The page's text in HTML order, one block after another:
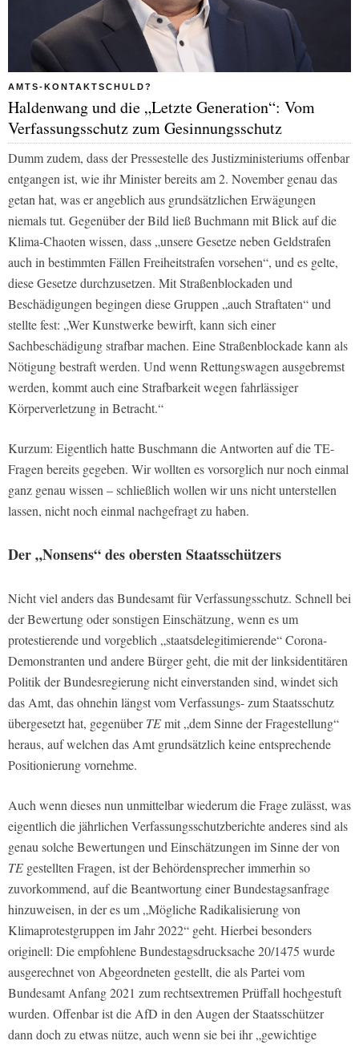
AMTS-KONTAKTSCHULD?
Haldenwang und die „Letzte Generation“: Vom
Verfassungsschutz zum Gesinnungsschutz
Dumm zudem, dass der Pressestelle des Justizministeriums offenbar
entgangen ist, wie ihr Minister bereits am 2. November genau das
getan hat, was er angeblich aus grundsätzlichen Erwägungen
niemals tut. Gegenüber derBild ließ Buchmann mit Blick auf die
Klima-Chaoten wissen, dass „unsere Gesetze neben Geldstrafen
auch in bestimmten Fällen Freiheitstrafen vorsehen“, und es gelte,
diese Gesetze durchzusetzen. Mit Straßenblockaden und
Beschädigungen begingen diese Gruppen „auch Straftaten“ und
stellte fest: „Wer Kunstwerke bewirft, kann sich einer
Sachbeschädigung strafbar machen. Eine Straßenblockade kann als
Nötigung bestraft werden. Und wenn Rettungswagen ausgebremst
werden, kommt auch eine Strafbarkeit wegen fahrlässiger
Körperverletzung in Betracht.“
Kurzum: Eigentlich hatte Buschmann die Antworten auf die TE-
Fragen bereits gegeben. Wir wollten es vorsorglich nur noch einmal
ganz genau wissen – schließlich wollen wir uns nicht unterstellen
lassen, nicht noch einmal nachgefragt zu haben.
Der „Nonsens“ des obersten Staatsschützers
Nicht viel anders das Bundesamt für Verfassungsschutz. Schnell bei
der Bewertung oder sonstigen Einschätzung, wenn es um
protestierende und vorgeblich „staatsdelegitimierende“ Corona-
Demonstranten und andere Bürger geht, die mit der linksidentitären
Politik der Bundesregierung nicht einverstanden sind, windet sich
das Amt, das ohnehin längst vom Verfassungs- zum Staatsschutz
übergesetzt hat, gegenüberTEmit „dem Sinne der Fragestellung“
heraus, auf welchen das Amt grundsätzlich keine entsprechende
Positionierung vornehme.
Auch wenn dieses nun unmittelbar wiederum die Frage zulässt, was
eigentlich die jährlichen Verfassungsschutzberichte anderes sind als
genau solche Bewertungen und Einschätzungen im Sinne der von
TE gestellten Fragen, ist der Behördensprecher immerhin so
zuvorkommend, auf die Beantwortung einer Bundestagsanfrage
hinzuweisen, in der es um „Mögliche Radikalisierung von
Klimaprotestgruppen im Jahr 2022“ geht. Hierbei besonders
originell: Die empfohlene Bundestagsdrucksache 20/1475 wurde
ausgerechnet von Abgeordneten gestellt, die als Partei vom
Bundesamt Anfang 2021 zum rechtsextremen Prüffall hochgestuft
wurden. Offenbar ist die AfD in den Augen der Staatsschützer
dann doch zu etwas nütze, auch wenn sie bei ihr „gewichtige